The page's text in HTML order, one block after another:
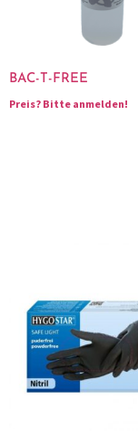
BAC-T-FREE
Preis? Bitte anmelden!